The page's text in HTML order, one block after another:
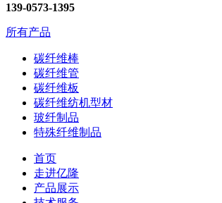
139-0573-1395
所有产品
碳纤维棒
碳纤维管
碳纤维板
碳纤维纺机型材
玻纤制品
特殊纤维制品
首页
走进亿隆
产品展示